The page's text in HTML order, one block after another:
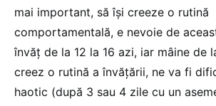
mai important, să își creeze o rutină
comportamentală, e nevoie de
învăț de la 12 la 16 azi, iar mâine de
creez o rutină a învățării, ne va fi
haotic (după 3 sau 4 zile cu un